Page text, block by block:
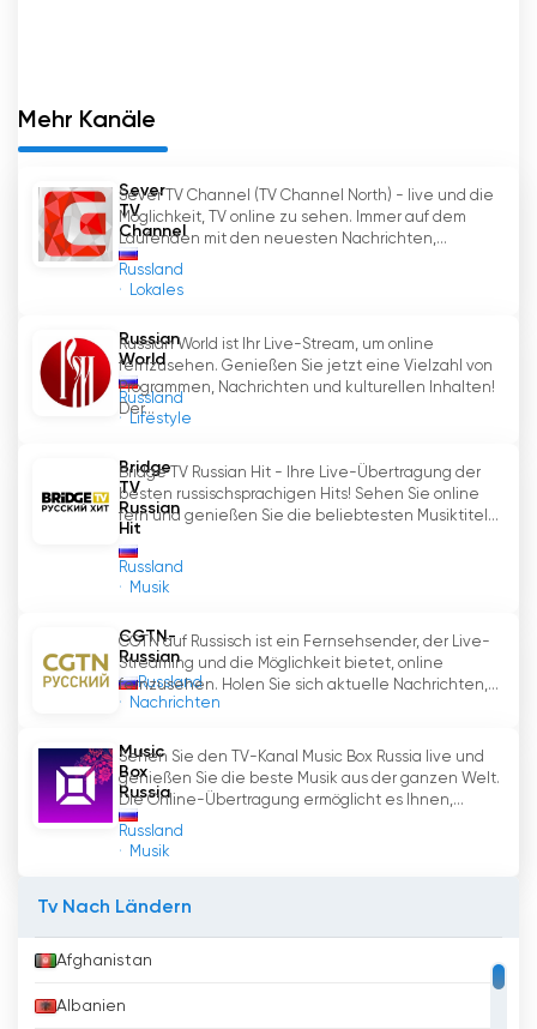
Mehr Kanäle
Sever
TV
Channel
Russland
Lokales
Sever TV Channel (TV Channel North) - live und die
Möglichkeit, TV online zu sehen. Immer auf dem
Laufenden mit den neuesten Nachrichten,...
Russian
World
Russland
Lifestyle
Russian World ist Ihr Live-Stream, um online
fernzusehen. Genießen Sie jetzt eine Vielzahl von
Programmen, Nachrichten und kulturellen Inhalten!
Der...
Bridge
TV
Russian
Hit
Russland
Musik
Bridge TV Russian Hit - Ihre Live-Übertragung der
besten russischsprachigen Hits! Sehen Sie online
fern und genießen Sie die beliebtesten Musiktitel...
CGTN-
Russian
Russland
Nachrichten
CGTN auf Russisch ist ein Fernsehsender, der Live-
Streaming und die Möglichkeit bietet, online
fernzusehen. Holen Sie sich aktuelle Nachrichten,...
Music
Box
Russia
Russland
Musik
Sehen Sie den TV-Kanal Music Box Russia live und
genießen Sie die beste Musik aus der ganzen Welt.
Die Online-Übertragung ermöglicht es Ihnen,...
Tv Nach Ländern
Afghanistan
Albanien